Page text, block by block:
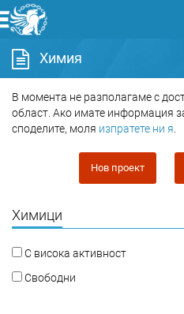
Химия
В момента не разполагаме с
област. Ако имате информация
споделите, моля изпратете ни я
Нов проект
Химици
С висока активност
Свободни